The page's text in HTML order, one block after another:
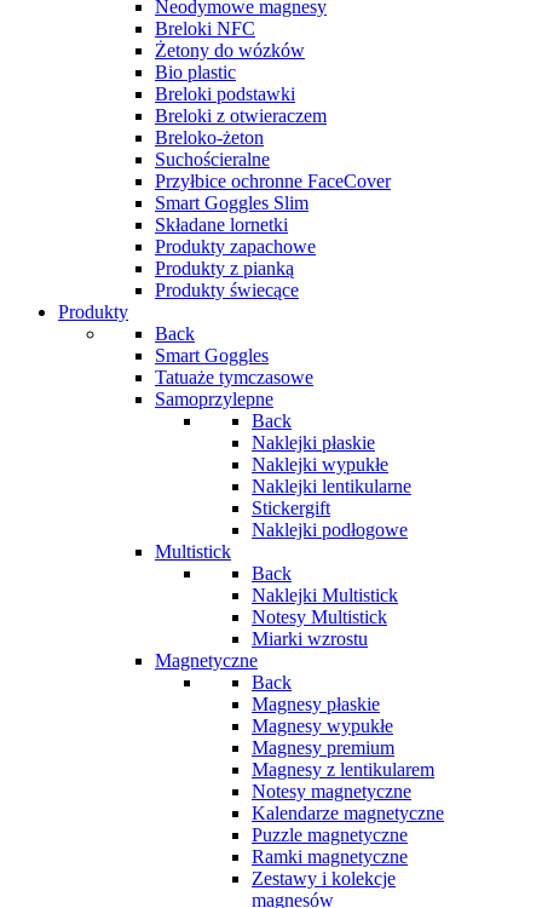
Neodymowe magnesy
Breloki NFC
Żetony do wózków
Bio plastic
Breloki podstawki
Breloki z otwieraczem
Breloko-żeton
Suchościeralne
Przyłbice ochronne FaceCover
Smart Goggles Slim
Składane lornetki
Produkty zapachowe
Produkty z pianką
Produkty świecące
Produkty
Back
Smart Goggles
Tatuaże tymczasowe
Samoprzylepne
Back
Naklejki płaskie
Naklejki wypukłe
Naklejki lentikularne
Stickergift
Naklejki podłogowe
Multistick
Back
Naklejki Multistick
Notesy Multistick
Miarki wzrostu
Magnetyczne
Back
Magnesy płaskie
Magnesy wypukłe
Magnesy premium
Magnesy z lentikularem
Notesy magnetyczne
Kalendarze magnetyczne
Puzzle magnetyczne
Ramki magnetyczne
Zestawy i kolekcje
magnesów